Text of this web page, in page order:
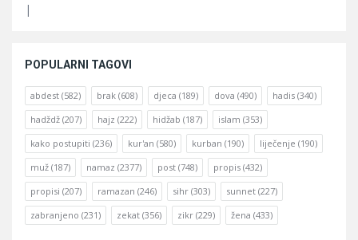
|
POPULARNI TAGOVI
abdest (582) brak (608) djeca (189) dova (490) hadis (340)
hadždž (207) hajz (222) hidžab (187) islam (353)
kako postupiti (236) kur'an (580) kurban (190) liječenje (190)
muž (187) namaz (2377) post (748) propis (432)
propisi (207) ramazan (246) sihr (303) sunnet (227)
zabranjeno (231) zekat (356) zikr (229) žena (433)